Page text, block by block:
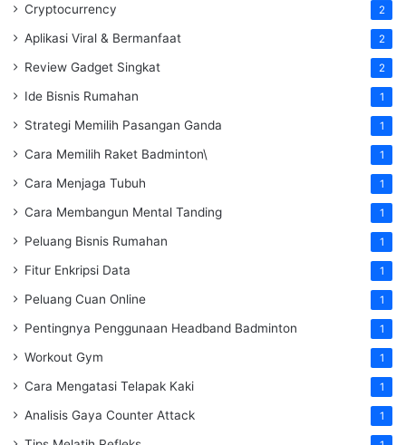
Cryptocurrency 2
Aplikasi Viral & Bermanfaat 2
Review Gadget Singkat 2
Ide Bisnis Rumahan 1
Strategi Memilih Pasangan Ganda 1
Cara Memilih Raket Badminton\ 1
Cara Menjaga Tubuh 1
Cara Membangun Mental Tanding 1
Peluang Bisnis Rumahan 1
Fitur Enkripsi Data 1
Peluang Cuan Online 1
Pentingnya Penggunaan Headband Badminton 1
Workout Gym 1
Cara Mengatasi Telapak Kaki 1
Analisis Gaya Counter Attack 1